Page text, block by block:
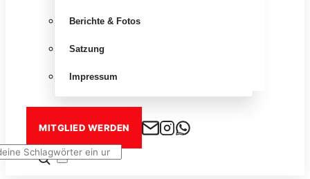
Berichte & Fotos
Satzung
Impressum
MITGLIED WERDEN
Seitenleiste